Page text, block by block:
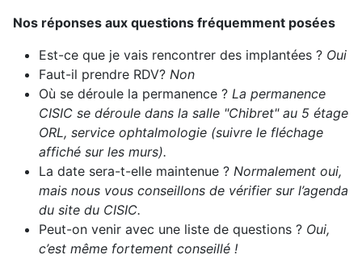
Nos réponses aux questions fréquemment posées
Est-ce que je vais rencontrer des implantées ? Oui
Faut-il prendre RDV? Non
Où se déroule la permanence ? La permanence
CISIC se déroule dans la salle "Chibret" au 5 étage
ORL, service ophtalmologie (suivre le fléchage
affiché sur les murs).
La date sera-t-elle maintenue ? Normalement oui,
mais nous vous conseillons de vérifier sur l’agenda
du site du CISIC.
Peut-on venir avec une liste de questions ? Oui,
c’est même fortement conseillé !